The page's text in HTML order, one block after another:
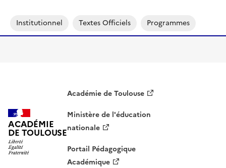
Institutionnel Textes Officiels Programmes
ACADÉMIE
DE TOULOUSE
Académie de Toulouse
Ministère de l'éducation
nationale
Portail Pédagogique
Académique